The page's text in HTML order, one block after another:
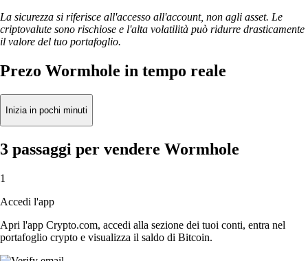
La sicurezza si riferisce all'accesso all'account, non agli asset. Le
criptovalute sono rischiose e l'alta volatilità può ridurre drasticamente
il valore del tuo portafoglio.
Prezo Wormhole in tempo reale
Inizia in pochi minuti
3 passaggi per vendere Wormhole
1
Accedi l'app
Apri l'app Crypto.com, accedi alla sezione dei tuoi conti, entra nel
portafoglio crypto e visualizza il saldo di Bitcoin.